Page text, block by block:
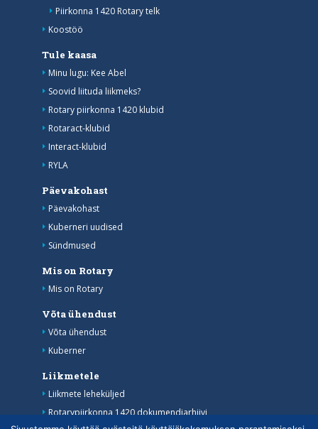
Piirkonna 1420 Rotary telk
Koostöö
Tule kaasa
Minu lugu: Kee Abel
Soovid liituda liikmeks?
Rotary piirkonna 1420 klubid
Rotaract-klubid
Interact-klubid
RYLA
Päevakohast
Päevakohast
Kuberneri uudised
Sündmused
Mis on Rotary
Mis on Rotary
Võta ühendust
Võta ühendust
Kuberner
Liikmetele
Liikmete leheküljed
Rotarypiirkonna 1420 dokumendiarhiivi